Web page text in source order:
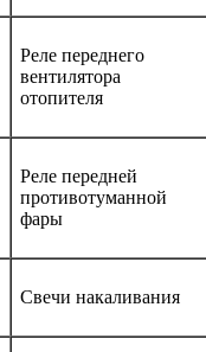
Реле переднего
вентилятора
отопителя
Реле передней
противотуманной
фары
Свечи накаливания